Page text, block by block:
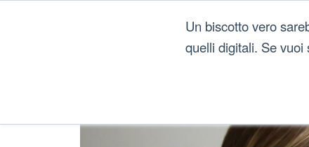
Un biscotto vero
quelli digitali. Se vuoi